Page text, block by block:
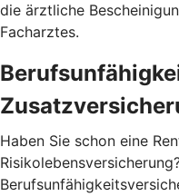
die ärztliche
Facharztes.
Haben Sie schon eine